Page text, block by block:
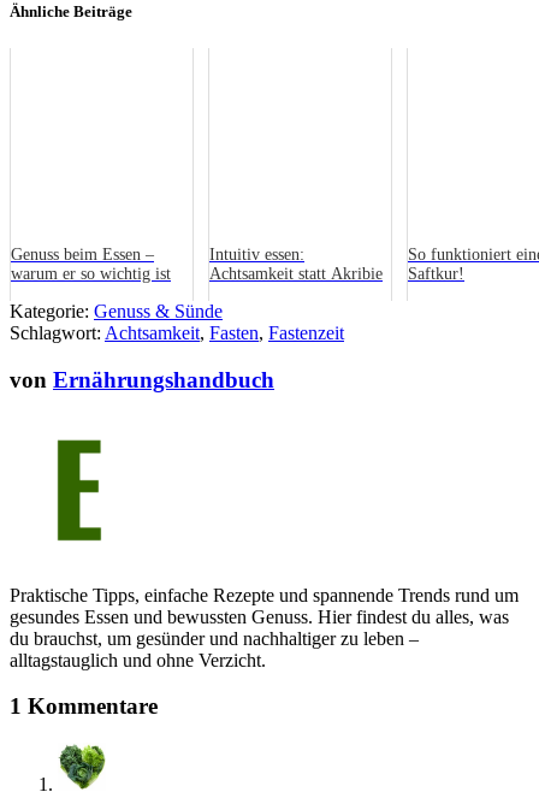
Ähnliche Beiträge
Genuss beim Essen –
warum er so wichtig ist
Intuitiv essen:
Achtsamkeit statt Akribie
So funktioniert
Saftkur!
Kategorie: Genuss & Sünde
Schlagwort: Achtsamkeit, Fasten, Fastenzeit
von Ernährungshandbuch
Praktische Tipps, einfache Rezepte und spannende Trends rund um
gesundes Essen und bewussten Genuss. Hier findest du alles, was
du brauchst, um gesünder und nachhaltiger zu leben –
alltagstauglich und ohne Verzicht.
1 Kommentare